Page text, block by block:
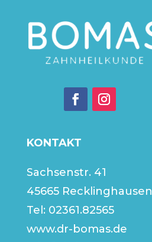
KONTAKT
Sachsenstr. 41
45665 Recklinghausen
Tel: 02361.82565
www.dr-bomas.de